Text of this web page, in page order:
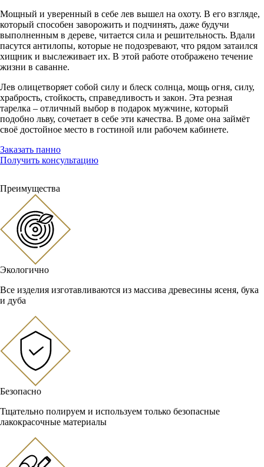
Мощный и уверенный в себе лев вышел на охоту. В его взгляде,
который способен заворожить и подчинять, даже будучи
выполненным в дереве, читается сила и решительность. Вдали
пасутся антилопы, которые не подозревают, что рядом затаился
хищник и выслеживает их. В этой работе отображено течение
жизни в саванне.
Лев олицетворяет собой силу и блеск солнца, мощь огня, силу,
храбрость, стойкость, справедливость и закон. Эта резная
тарелка – отличный выбор в подарок мужчине, который
подобно льву, сочетает в себе эти качества. В доме она займёт
своё достойное место в гостиной или рабочем кабинете.
Заказать панно
Получить консультацию
Преимущества
Экологично
Все изделия изготавливаются из массива древесины ясеня, бука
и дуба
Безопасно
Тщательно полируем и используем только безопасные
лакокрасочные материалы